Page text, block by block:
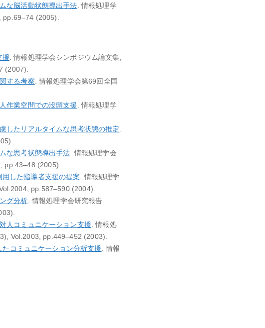
な脳活動状態導出手法. 情報処理学
pp.69–74 (2005).
援. 情報処理学会シンポジウム論文集,
(2007).
する考察. 情報処理学会第69回全国
作業空間での没頭支援 . 情報処理学
したリアルタイムな思考状態の推定.
な思考状態導出手法. 情報処理学会
pp.43–48 (2005).
用した指導者支援の提案. 情報処理学
pp.587–590 (2004).
グ分析. 情報処理学会研究報告
人コミュニケーション支援. 情報処
Vol.2003, pp.449–452 (2003).
たコミュニケーション分析支援 . 情報